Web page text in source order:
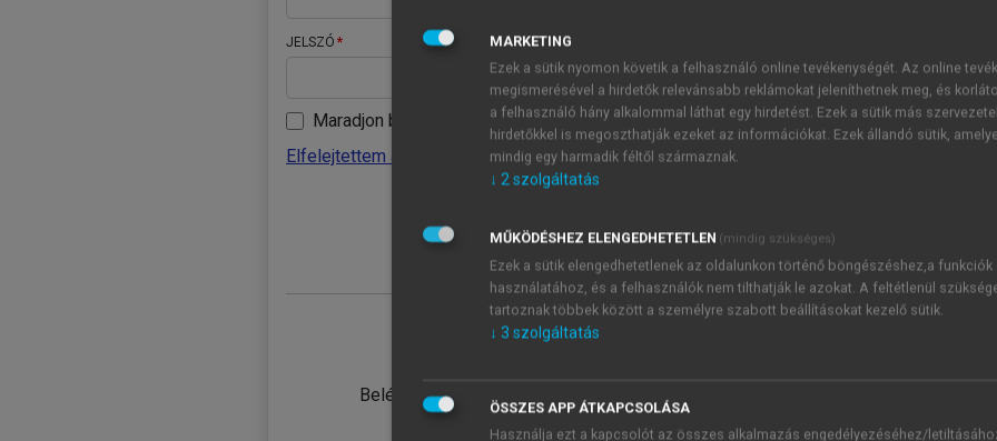
JELSZÓ
Maradjon belépve
Elfelejtettem a jelszavamat
Belépés intézményi azonosítóval
JELSZÓ
Kérek értesítést a MeRSZ
Kérek értesítést az
MARKETING
Ezek a sütik nyomon követik a felhasználó online tevékenységét. Az online
megismerésével a hirdetők relevánsabb reklámokat jeleníthetnek meg, és
a felhasználó hány alkalommal láthat egy hirdetést. Ezek a sütik más
hirdetőkkel is megoszthatják ezeket az információkat. Ezek állandó sütik,
mindig egy harmadik féltől származnak.
↓ 2szolgáltatás
MŰKÖDÉSHEZ ELENGEDHETETLEN (mindig szükséges)
Ezek a sütik elengedhetetlenek az oldalunkon történő böngészéshez,a funkciók
használatához, és a felhasználók nem tilthatják le azokat. A feltétlenül
tartoznak többek között a személyre szabott beállításokat kezelő sütik.
↓ 3 szolgáltatás
ÖSSZES APP ÁTKAPCSOLÁSA
Használja ezt a kapcsolót az összes alkalmazás engedélyezéséhez/